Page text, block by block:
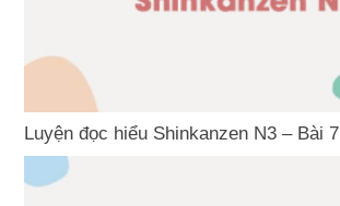
Luyện đọc hiểu Shinkanzen N3 – Bài 7